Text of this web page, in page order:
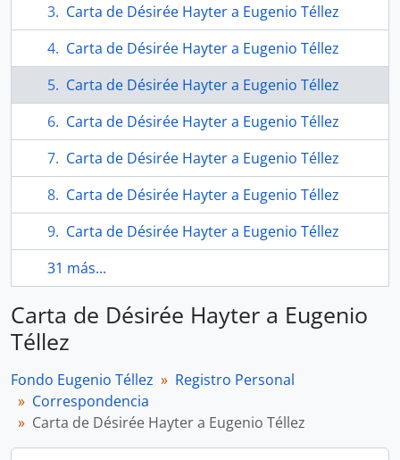
Carta de Désirée Hayter a Eugenio Téllez
Carta de Désirée Hayter a Eugenio Téllez
Carta de Désirée Hayter a Eugenio Téllez
Carta de Désirée Hayter a Eugenio Téllez
Carta de Désirée Hayter a Eugenio Téllez
Carta de Désirée Hayter a Eugenio Téllez
Carta de Désirée Hayter a Eugenio Téllez
31 más...
Carta de Désirée Hayter a Eugenio
Téllez
Fondo Eugenio Téllez
Registro Personal
Correspondencia
Carta de Désirée Hayter a Eugenio Téllez